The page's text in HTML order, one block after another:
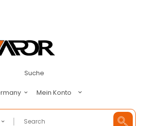
Suche
Mein Konto